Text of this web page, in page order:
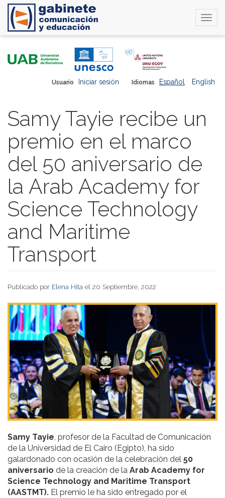
Idiomas Español English
Usuario Iniciar sesión
Samy Tayie recibe un
premio en el marco
del 50 aniversario de
la Arab Academy for
Science Technology
and Maritime
Transport
Publicado por Elena Hita el 20 Septiembre, 2022
Samy Tayie, profesor de la Facultad de Comunicación
de la Universidad de El Cairo (Egipto), ha sido
galardonado con ocasión de la celebración del 50
aniversario de la creación de la Arab Academy for
Science Technology and Maritime Transport
(AASTMT). El premio le ha sido entregado por el